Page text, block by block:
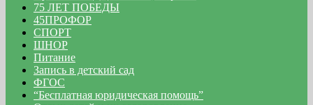
75 ЛЕТ ПОБЕДЫ
45ПРОФОР
СПОРТ
ШНОР
Питание
Запись в детский сад
ФГОС
“Бесплатная юридическая помощь”